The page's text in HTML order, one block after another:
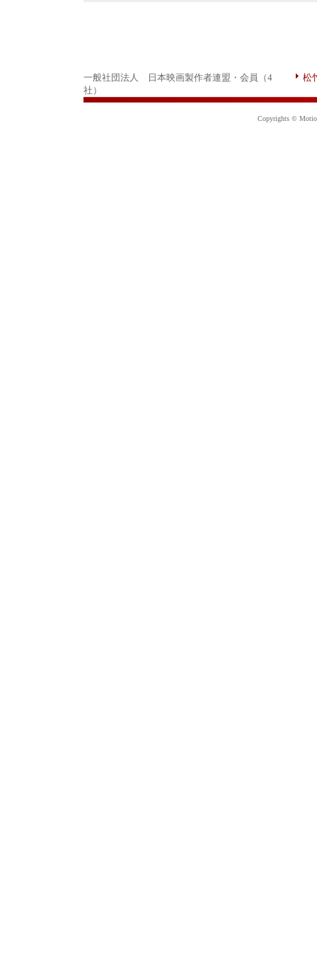
一般社団法人 日本映画製作者連盟・会員（4
社）
松
Copyrights ©